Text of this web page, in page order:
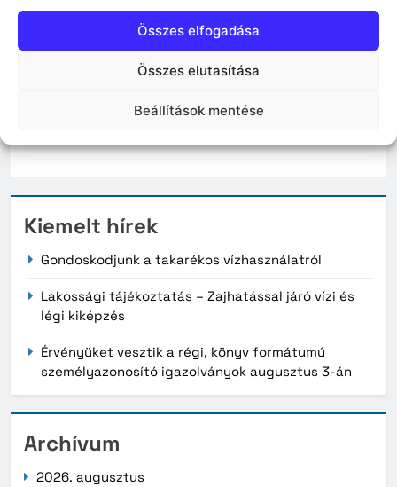
Összes elfogadása
Összes elutasítása
Beállítások mentése
A szervezők célja, hogy a rendezvény ne csupán
egy napra szóló élményt nyújtson, hanem
hozzájáruljon a közösségi szemlélet formálásához
és az elfogadás erősítéséhez.
A program mindenki számára nyitott és
Kiemelt hírek
Gondoskodjunk a takarékos vízhasználatról
Lakossági tájékoztatás – Zajhatással járó vízi és
légi kiképzés
Érvényüket vesztik a régi, könyv formátumú
személyazonosító igazolványok augusztus 3-án
Archívum
2026. augusztus